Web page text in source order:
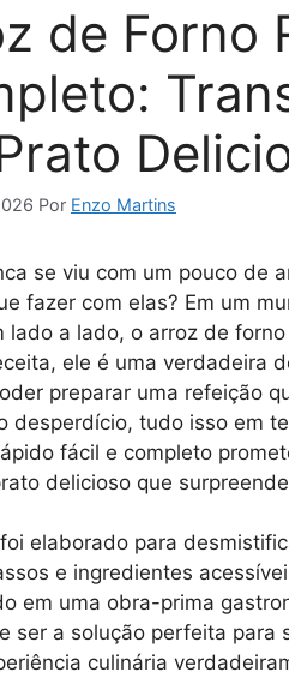
de Forno
Por Enzo Martins
se viu com um pouco de
fazer com elas? Em um
lado a lado, o arroz de
ele é uma verdadeira
preparar uma refeição
desperdício, tudo isso em
fácil e completo
delicioso que
elaborado para
e ingredientes
em uma obra-prima
ser a solução perfeita para
culinária